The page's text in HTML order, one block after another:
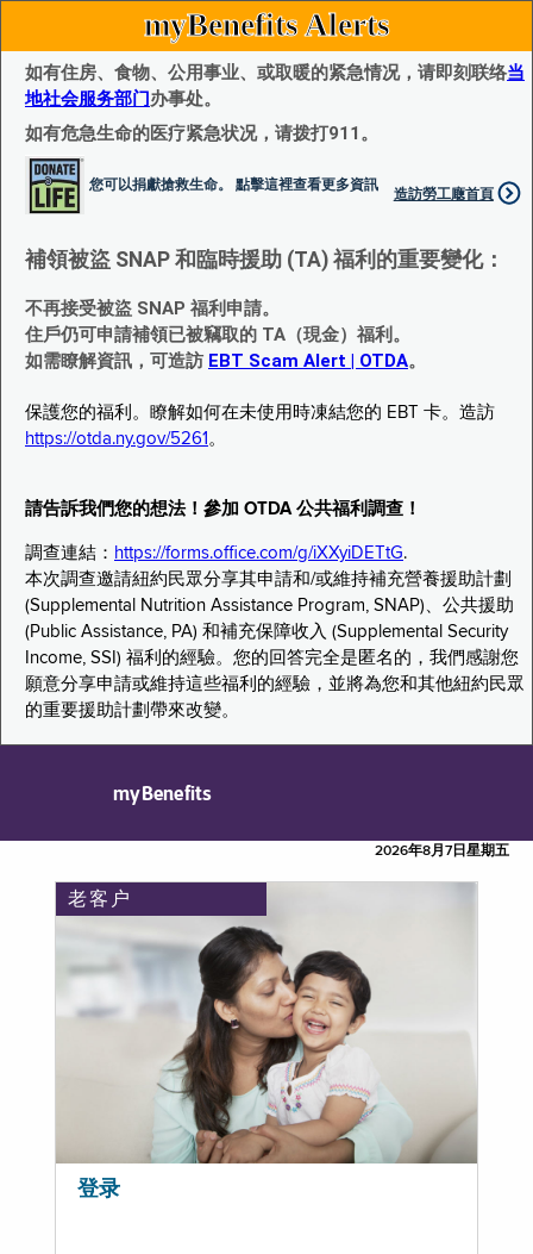
myBenefits Alerts
如有住房、食物、公用事业、或取暖的紧急情况，请即刻联络当
地社会服务部门办事处。
如有危急生命的医疗紧急状况，请拨打911。
您可以捐獻搶救生命。 點擊這裡查看更多資訊
造訪勞工廰首頁
補領被盜 SNAP 和臨時援助 (TA) 福利的重要變化：
不再接受被盜 SNAP 福利申請。
住戶仍可申請補領已被竊取的 TA（現金）福利。
如需瞭解資訊，可造訪 EBT Scam Alert | OTDA。
保護您的福利。瞭解如何在未使用時凍結您的 EBT 卡。造訪
https://otda.ny.gov/5261 。
請告訴我們您的想法！參加 OTDA 公共福利調查！
調查連結： https://forms.office.com/g/iXXyiDETtG.
本次調查邀請紐約民眾分享其申請和/或維持補充營養援助計劃
(Supplemental Nutrition Assistance Program, SNAP)、公共援助
(Public Assistance, PA) 和補充保障收入 (Supplemental Security
Income, SSI) 福利的經驗。您的回答完全是匿名的，我們感謝您
願意分享申請或維持這些福利的經驗，並將為您和其他紐約民眾
的重要援助計劃帶來改變。
myBenefits
2026年8月7日星期五
老客户
登录